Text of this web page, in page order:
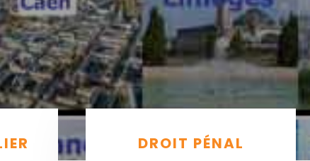
DROIT PÉNAL